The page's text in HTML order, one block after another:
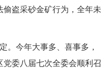
偷盗采砂金矿行为，全年未
。今年大事多、喜事多，
委八届七次全委会顺利召